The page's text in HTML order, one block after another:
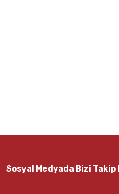
Sosyal Medyada Bizi Takip